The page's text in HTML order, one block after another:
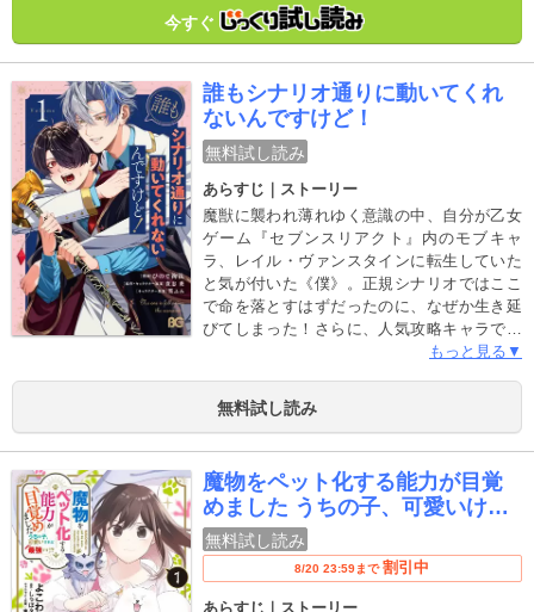
今すぐ
誰もシナリオ通りに動いてくれ
ないんですけど！
無料試し読み
あらすじ｜ストーリー
魔獣に襲われ薄れゆく意識の中、自分が乙女
ゲーム『セブンスリアクト』内のモブキャ
ラ、レイル・ヴァンスタインに転生していた
と気が付いた《僕》。正規シナリオではここ
で命を落とすはずだったのに、なぜか生き延
びてしまった！さらに、人気攻略キャラであ
る影のある幼馴染みの侯爵家嫡男ファルク・
変わってしまった！シナリオの流れを狂わせ
たのでは？ このままではバッドエンドルート
ることがないよう決意したものの──。「絶対
に俺がレイルを守るって約束する」ゲームの
舞台シルヴァレンス学園に入学してからもフ
ァルクはレイルを甘やかしまくり、本来の主
人公セーラとはなぜか友人になり、ほかの攻
略対象たちからも変に注目を集めてしまう
もっと見る▼
無料試し読み
魔物をペット化する能力が目覚
めました うちの子、可愛いけれ
ど最強です!?
無料試し読み
8/20 23:59まで 割引中
あらすじ｜ストーリー